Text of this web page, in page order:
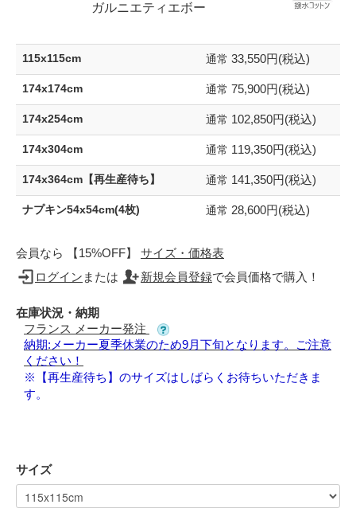
ガルニエティエボー
115x115cm 通常 33,550円(税込)
174x174cm 通常 75,900円(税込)
174x254cm 通常 102,850円(税込)
174x304cm 通常 119,350円(税込)
174x364cm【再生産待ち】 通常 141,350円(税込)
ナプキン54x54cm(4枚) 通常 28,600円(税込)
会員なら 【15%OFF】 サイズ・価格表
ログイン または 新規会員登録で会員価格で購入！
在庫状況・納期
フランス メーカー発注
納期:メーカー夏季休業のため9月下旬となります。ご注意
ください！
※【再生産待ち】のサイズはしばらくお待ちいただきま
す。
サイズ